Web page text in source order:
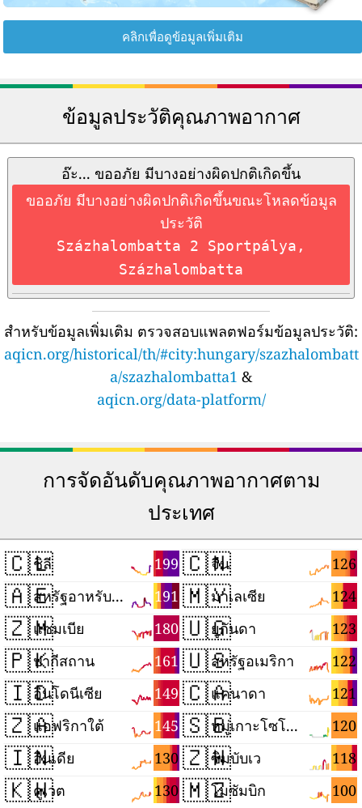
คลิกเพื่อดูข้อมูลเพิ่มเติม
ข้อมูลประวัติคุณภาพอากาศ
อ๊ะ... ขออภัย มีบางอย่างผิดปกติเกิดขึ้น
ขออภัย มีบางอย่างผิดปกติเกิดขึ้นขณะโหลดข้อมูล
ประวัติ
Százhalombatta 2 Sportpálya,
Százhalombatta
สำหรับข้อมูลเพิ่มเติม ตรวจสอบแพลตฟอร์มข้อมูลประวัติ:
aqicn.org/historical/th/#city:hungary/szazhalombatt
a/szazhalombatta1 &
aqicn.org/data-platform/
การจัดอันดับคุณภาพอากาศตาม
ประเทศ
🇨🇱 199
ชิลี
🇦🇪 191
สหรัฐอาหรับเอมิเรตส์
🇿🇲 180
แซมเบีย
🇵🇰 161
ปากีสถาน
🇮🇩 149
อินโดนีเซีย
🇿🇦 145
แอฟริกาใต้
🇮🇳 130
อินเดีย
🇰🇼 130
คูเวต
🇨🇳 126
จีน
🇲🇾 124
มาเลเซีย
🇺🇬 123
ยูกันดา
🇺🇸 122
สหรัฐอเมริกา
🇨🇦 121
แคนาดา
🇸🇧 120
หมู่เกาะโซโลมอน
🇿🇼 118
ซิมบับเว
🇲🇿 100
โมซัมบิก